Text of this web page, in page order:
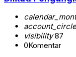
account_circle
visibility87
0Komentar